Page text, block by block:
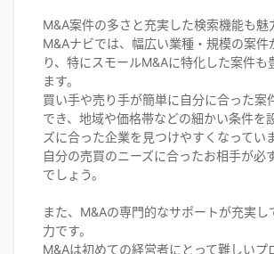
M&A案件の多さと充実した検索機能も魅
M&Aナビでは、幅広い業種・規模の案件
り、特にスモールM&Aに特化した案件も
ます。
買い手や売り手が簡単に自分に合った案
でき、地域や価格帯などの細かい条件を
ズに合った企業を見つけやすくなっていま
自分の売買のニーズに合ったお相手が必
でしょう。
また、M&Aの専門的なサポートが充実し
力です。
M&Aは初めての経営者にとって難しいプ